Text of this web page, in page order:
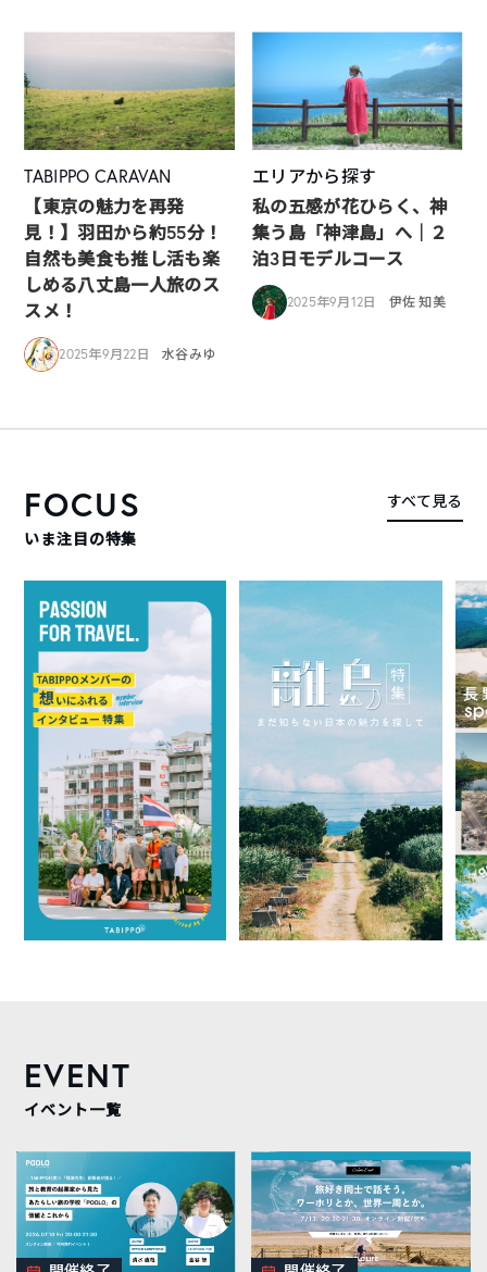
TABIPPO CARAVAN
【東京の魅力を再発
見！】羽田から約55分！
自然も美食も推し活も楽
しめる八丈島一人旅のス
スメ！
2025年9月22日 水谷みゆ
エリアから探す
私の五感が花ひらく、神
集う島「神津島」へ｜２
泊3日モデルコース
2025年9月12日 伊佐 知美
FOCUS
いま注目の特集
すべて見る
EVENT
イベント一覧